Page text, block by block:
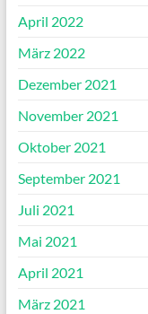
April 2022
März 2022
Dezember 2021
November 2021
Oktober 2021
September 2021
Juli 2021
Mai 2021
April 2021
März 2021